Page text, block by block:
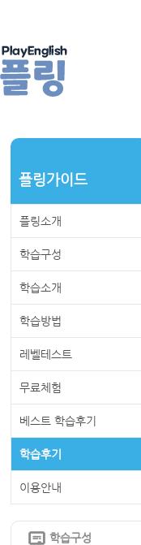
플링가이드
플링소개
학습구성
학습소개
학습방법
레벨테스트
무료체험
베스트 학습후기
학습후기
이용안내
학습구성